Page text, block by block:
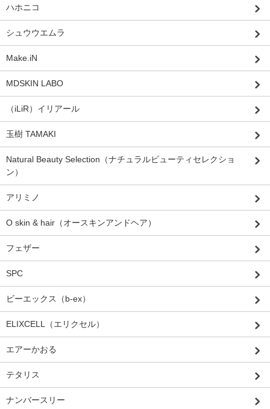
ハホニコ
シュウウエムラ
Make.iN
MDSKIN LABO
（iLiR）イリアール
玉樹 TAMAKI
Natural Beauty Selection（ナチュラルビューティセレクショ
ン）
アリミノ
O skin & hair（オースキンアンドヘア）
フェザー
SPC
ビーエックス（b-ex）
ELIXCELL（エリクセル）
エアーかおる
テタリス
ナンバースリー